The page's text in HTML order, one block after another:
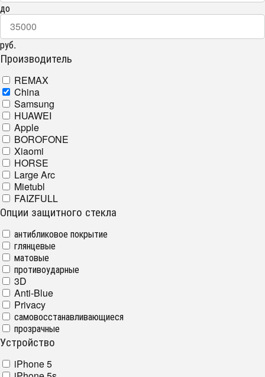
до
руб.
Производитель
REMAX
China
Samsung
HUAWEI
Apple
BOROFONE
Xiaomi
HORSE
Large Arc
Mietubl
FAIZFULL
Опции защитного стекла
антибликовое покрытие
глянцевые
матовые
противоударные
3D
Anti-Blue
Privacy
самовосстанавливающиеся
прозрачные
Устройство
iPhone 5